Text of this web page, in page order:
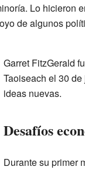
Lo hicieron
de algunos
Garret FitzGerald
Taoiseach el 30
ideas nuevas.
Desafíos
Durante su primer